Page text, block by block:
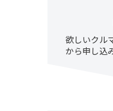
欲しいクル
から申し込